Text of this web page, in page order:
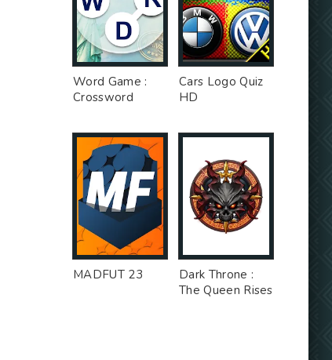
Word Game :
Crossword
Cars Logo Quiz
HD
MADFUT 23
Dark Throne :
The Queen Rises